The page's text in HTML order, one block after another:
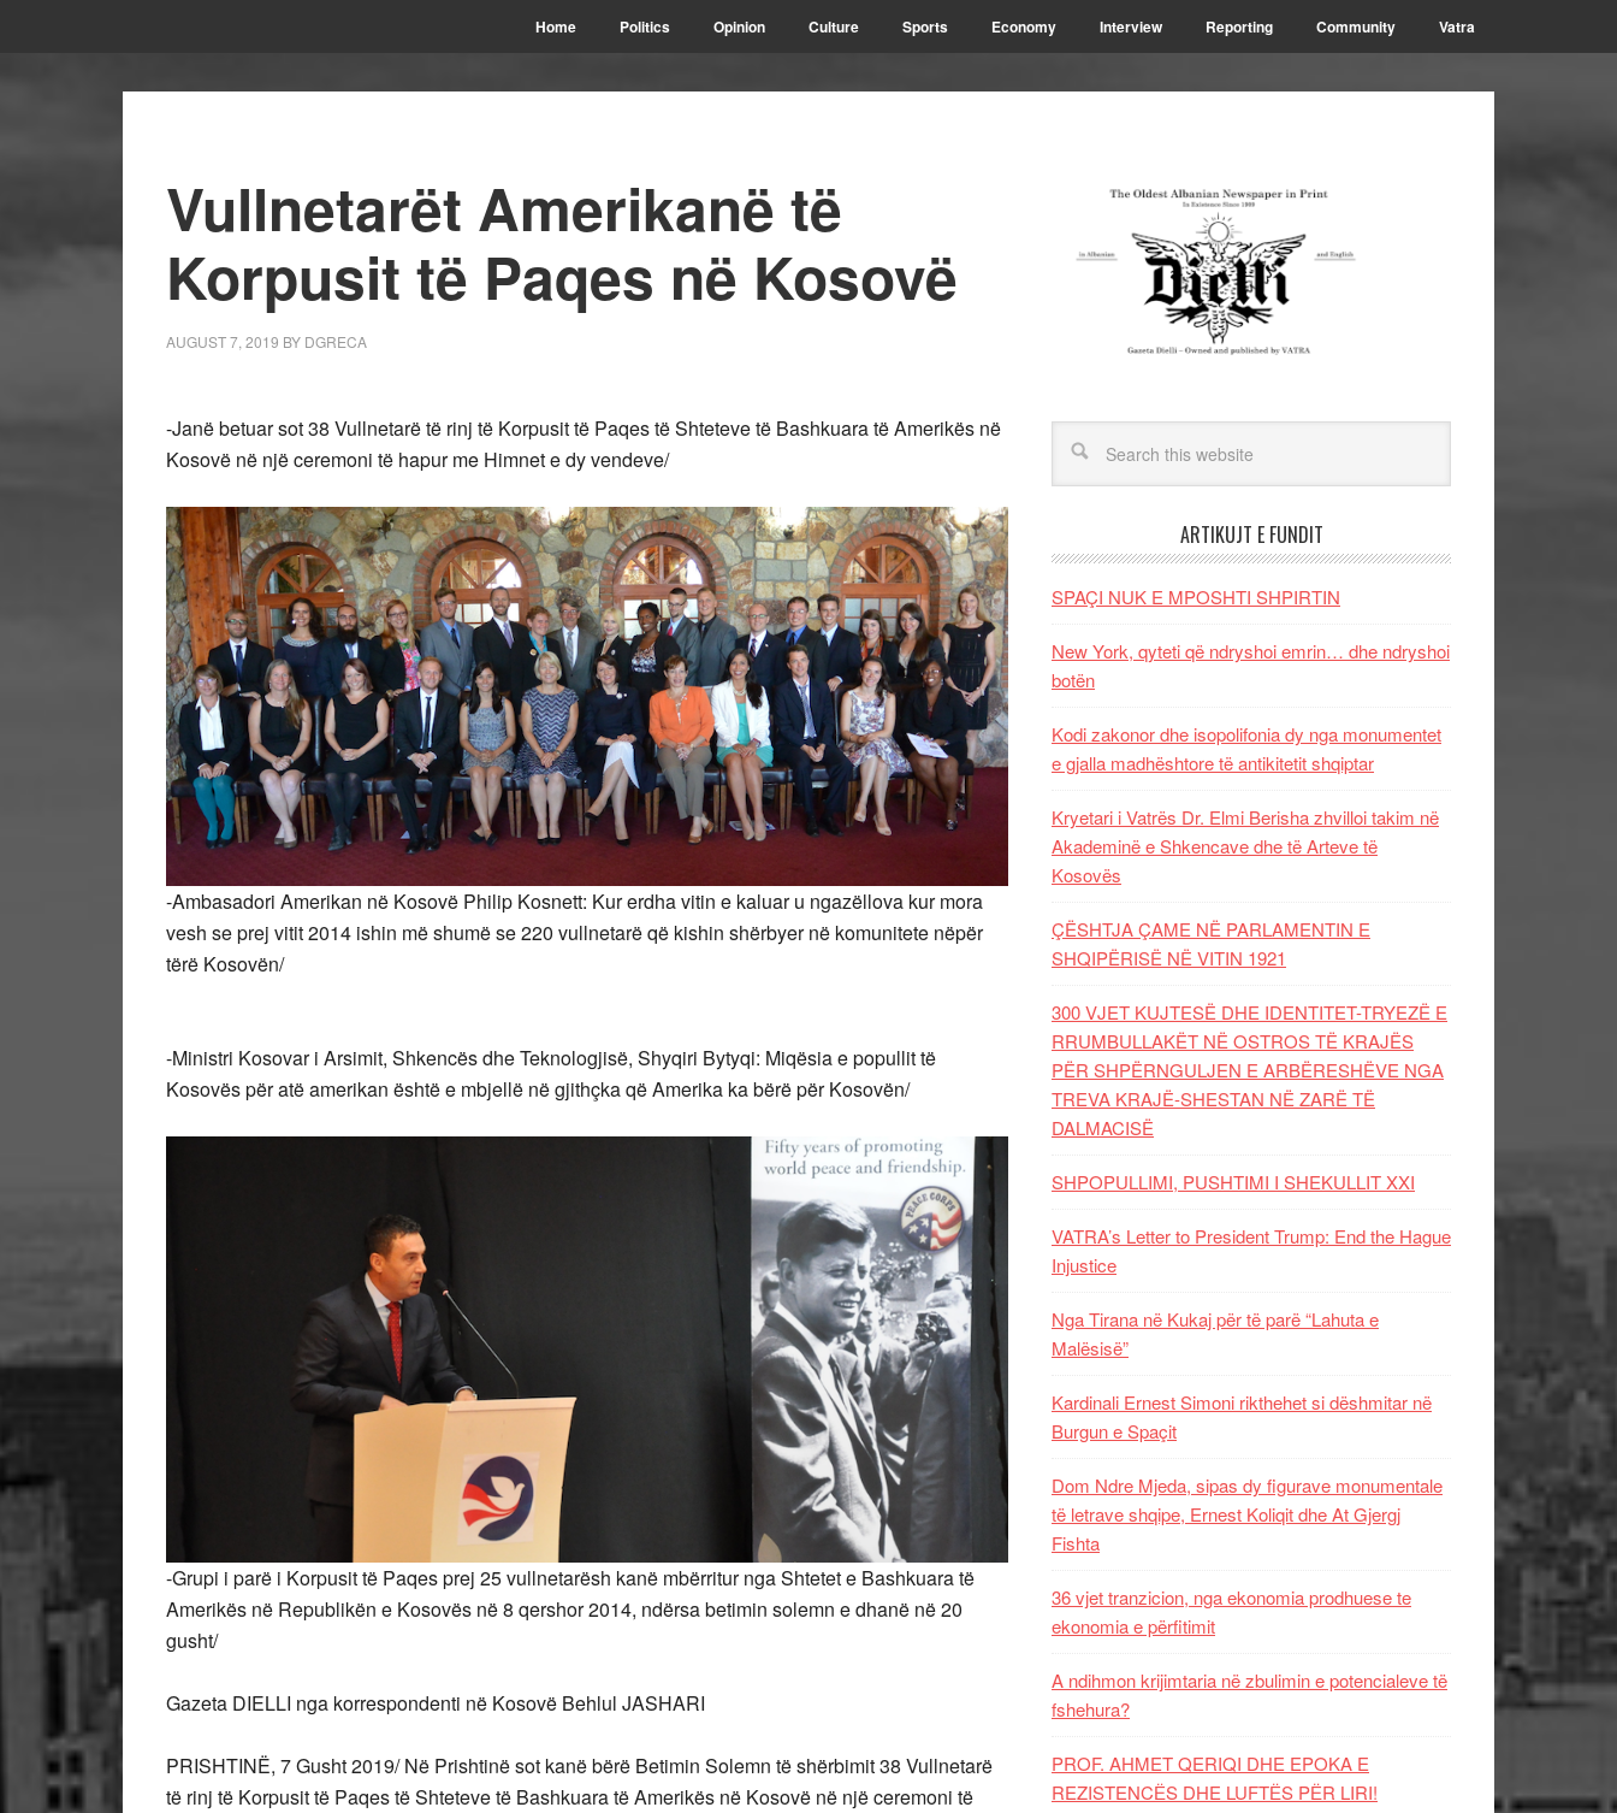
Home Politics Opinion Culture Sports Economy Interview Reporting Community Vatra
Vullnetarët Amerikanë të
Korpusit të Paqes në Kosovë
AUGUST 7, 2019 BY DGRECA
-Janë betuar sot 38 Vullnetarë të rinj të Korpusit të Paqes të Shteteve të Bashkuara të Amerikës në
Kosovë në një ceremoni të hapur me Himnet e dy vendeve/
-Ambasadori Amerikan në Kosovë Philip Kosnett: Kur erdha vitin e kaluar u ngazëllova kur mora
vesh se prej vitit 2014 ishin më shumë se 220 vullnetarë që kishin shërbyer në komunitete nëpër
tërë Kosovën/
-Ministri Kosovar i Arsimit, Shkencës dhe Teknologjisë, Shyqiri Bytyqi: Miqësia e popullit të
Kosovës për atë amerikan është e mbjellë në gjithçka që Amerika ka bërë për Kosovën/
-Grupi i parë i Korpusit të Paqes prej 25 vullnetarësh kanë mbërritur nga Shtetet e Bashkuara të
Amerikës në Republikën e Kosovës në 8 qershor 2014, ndërsa betimin solemn e dhanë në 20
gusht/
Gazeta DIELLI nga korrespondenti në Kosovë Behlul JASHARI
PRISHTINË, 7 Gusht 2019/ Në Prishtinë sot kanë bërë Betimin Solemn të shërbimit 38 Vullnetarë
të rinj të Korpusit të Paqes të Shteteve të Bashkuara të Amerikës në Kosovë në një ceremoni të
ARTIKUJT E FUNDIT
SPAÇI NUK E MPOSHTI SHPIRTIN
New York, qyteti që ndryshoi emrin… dhe ndryshoi
botën
Kodi zakonor dhe isopolifonia dy nga monumentet
e gjalla madhështore të antikitetit shqiptar
Kryetari i Vatrës Dr. Elmi Berisha zhvilloi takim në
Akademinë e Shkencave dhe të Arteve të
Kosovës
ÇËSHTJA ÇAME NË PARLAMENTIN E
SHQIPËRISË NË VITIN 1921
300 VJET KUJTESË DHE IDENTITET-TRYEZË E
RRUMBULLAKËT NË OSTROS TË KRAJËS
PËR SHPËRNGULJEN E ARBËRESHËVE NGA
TREVA KRAJË-SHESTAN NË ZARË TË
DALMACISË
SHPOPULLIMI, PUSHTIMI I SHEKULLIT XXI
VATRA’s Letter to President Trump: End the Hague
Injustice
Nga Tirana në Kukaj për të parë “Lahuta e
Malësisë”
Kardinali Ernest Simoni rikthehet si dëshmitar në
Burgun e Spaçit
Dom Ndre Mjeda, sipas dy figurave monumentale
të letrave shqipe, Ernest Koliqit dhe At Gjergj
Fishta
36 vjet tranzicion, nga ekonomia prodhuese te
ekonomia e përfitimit
A ndihmon krijimtaria në zbulimin e potencialeve të
fshehura?
PROF. AHMET QERIQI DHE EPOKA E
REZISTENCЁS DHE LUFTЁS PЁR LIRI!